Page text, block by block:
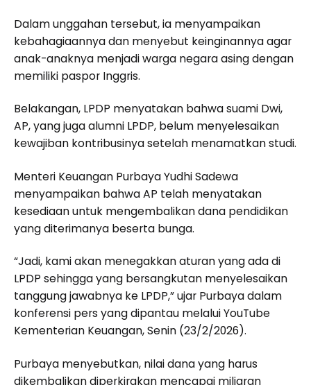
Dalam unggahan tersebut, ia menyampaikan
kebahagiaannya dan menyebut keinginannya agar
anak-anaknya menjadi warga negara asing dengan
memiliki paspor Inggris.
Belakangan, LPDP menyatakan bahwa suami Dwi,
AP, yang juga alumni LPDP, belum menyelesaikan
kewajiban kontribusinya setelah menamatkan studi.
Menteri Keuangan Purbaya Yudhi Sadewa
menyampaikan bahwa AP telah menyatakan
kesediaan untuk mengembalikan dana pendidikan
yang diterimanya beserta bunga.
“Jadi, kami akan menegakkan aturan yang ada di
LPDP sehingga yang bersangkutan menyelesaikan
tanggung jawabnya ke LPDP,” ujar Purbaya dalam
konferensi pers yang dipantau melalui YouTube
Kementerian Keuangan, Senin (23/2/2026).
Purbaya menyebutkan, nilai dana yang harus
dikembalikan diperkirakan mencapai miliaran